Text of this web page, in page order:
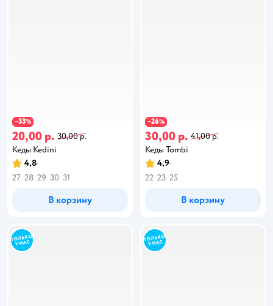
−33%
20,00 р. 30,00 р.
Кеды Kedini
4,8
27 28 29 30 31
В корзину
−26%
30,00 р. 41,00 р.
Кеды Tombi
4,9
22 23 25
В корзину